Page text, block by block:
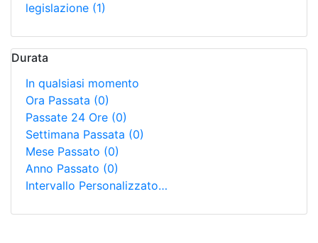
legislazione (1)
Durata
In qualsiasi momento
Ora Passata (0)
Passate 24 Ore (0)
Settimana Passata (0)
Mese Passato (0)
Anno Passato (0)
Intervallo Personalizzato…